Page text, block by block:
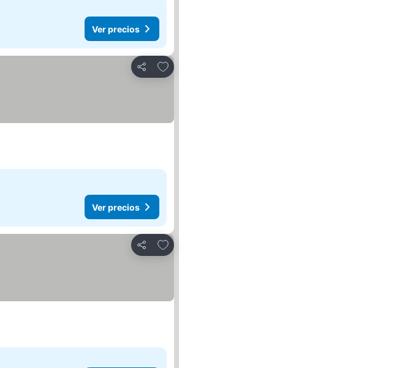
Ver precios
Compartir
Agregar a favoritos
Ver precios
Compartir
Agregar a favoritos